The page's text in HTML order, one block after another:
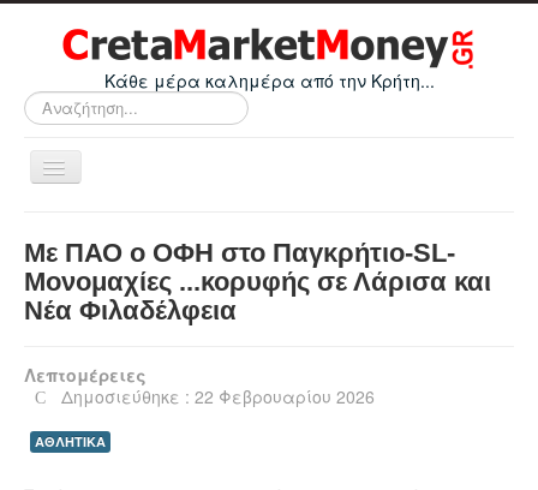
Κάθε μέρα καλημέρα από την Κρήτη...
Αναζήτηση...
Εναλλαγή
πλοήγησης
Οικονομικά
Κρήτη
Ε.Ε.
Κόσμος
Με ΠΑΟ ο ΟΦΗ στο Παγκρήτιο-SL-
Μονομαχίες ...κορυφής σε Λάρισα και
Νέα Φιλαδέλφεια
Λεπτομέρειες
Δημοσιεύθηκε : 22 Φεβρουαρίου 2026
ΑΘΛΗΤΙΚΑ